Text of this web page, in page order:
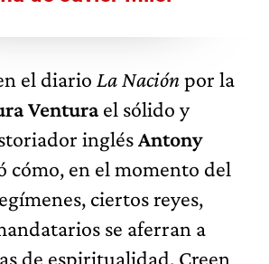
el diario La Naciónpor la
Venturael sólido y
inglésAntony
cómo, en el momento del
ciertos reyes,
se aferran a
de espiritualidad. Creen